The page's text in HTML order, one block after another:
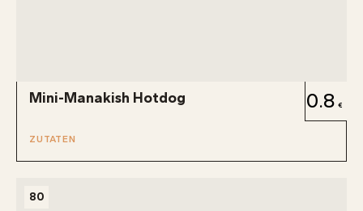
Mini-Manakish Hotdog 0.8
ZUTATEN
80